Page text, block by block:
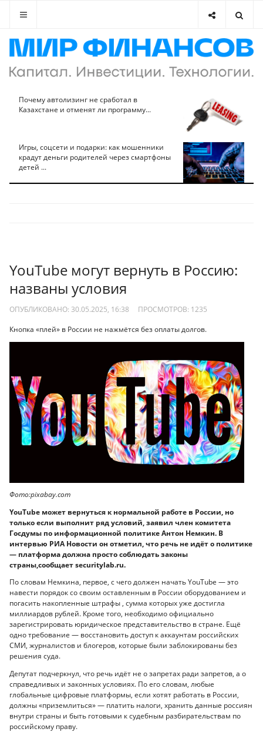
Почему автолизинг не сработал в
Казахстане и отменят ли программу...
Игры, соцсети и подарки: как мошенники
крадут деньги родителей через смартфоны
детей ...
YouTube могут вернуть в Россию:
названы условия
ОПУБЛИКОВАНО: 30.05.2025, 16:38 ПРОСМОТРОВ: 1235
Кнопка «плей» в России не нажмётся без оплаты долгов.
Фото:pixabay.com
YouTube может вернуться к нормальной работе в России, но
только если выполнит ряд условий, заявил член комитета
Госдумы по информационной политике Антон Немкин. В
интервью РИА Новости он отметил, что речь не идёт о политике
— платформа должна просто соблюдать законы
страны,сообщает securitylab.ru.
По словам Немкина, первое, с чего должен начать YouTube — это
навести порядок со своим оставленным в России оборудованием и
погасить накопленные штрафы , сумма которых уже достигла
миллиардов рублей. Кроме того, необходимо официально
зарегистрировать юридическое представительство в стране. Ещё
одно требование — восстановить доступ к аккаунтам российских
СМИ, журналистов и блогеров, которые были заблокированы без
решения суда.
Депутат подчеркнул, что речь идёт не о запретах ради запретов, а о
справедливых и законных условиях. По его словам, любые
глобальные цифровые платформы, если хотят работать в России,
должны «приземлиться» — платить налоги, хранить данные россиян
внутри страны и быть готовыми к судебным разбирательствам по
российскому праву.